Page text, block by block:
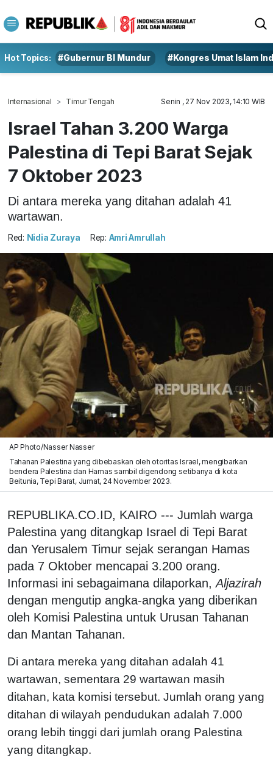
Hot Topics: #Gubernur BI Mundur #Kongres Umat Islam
Internasional Timur Tengah Senin , 27 Nov 2023, 14:10 WIB
Israel Tahan 3.200 Warga
Palestina di Tepi Barat Sejak
7 Oktober 2023
Di antara mereka yang ditahan adalah 41
wartawan.
Red: Nidia Zuraya Rep: Amri Amrullah
AP Photo/Nasser Nasser
Tahanan Palestina yang dibebaskan oleh otoritas Israel, mengibarkan
bendera Palestina dan Hamas sambil digendong setibanya di kota
Beitunia, Tepi Barat, Jumat, 24 November 2023.
REPUBLIKA.CO.ID, KAIRO --- Jumlah warga
Palestina yang ditangkap Israel di Tepi Barat
dan Yerusalem Timur sejak serangan Hamas
pada 7 Oktober mencapai 3.200 orang.
Informasi ini sebagaimana dilaporkan,Aljazirah
dengan mengutip angka-angka yang diberikan
oleh Komisi Palestina untuk Urusan Tahanan
dan Mantan Tahanan.
Di antara mereka yang ditahan adalah 41
wartawan, sementara 29 wartawan masih
ditahan, kata komisi tersebut. Jumlah orang yang
ditahan di wilayah pendudukan adalah 7.000
orang lebih tinggi dari jumlah orang Palestina
yang ditangkap.